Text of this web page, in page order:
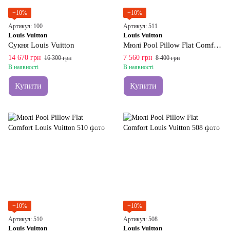
−10%
Артикул: 100
Louis Vuitton
Сукня Louis Vuitton
14 670 грн 16 300 грн
В наявності
Купити
−10%
Артикул: 511
Louis Vuitton
Мюлі Pool Pillow Flat Comfort Louis Vuitton
7 560 грн 8 400 грн
В наявності
Купити
−10%
Артикул: 510
Louis Vuitton
−10%
Артикул: 508
Louis Vuitton